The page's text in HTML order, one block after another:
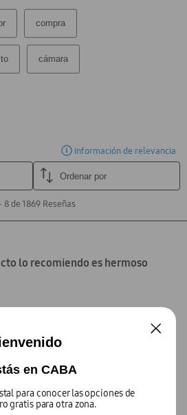
en CABA
para conocer las opciones de
gratis para otra zona.